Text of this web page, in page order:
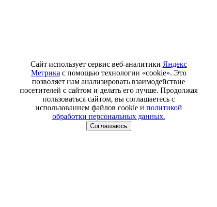
Сайт использует сервис веб-аналитики Яндекс
Метрика с помощью технологии «cookie». Это
позволяет нам анализировать взаимодействие
посетителей с сайтом и делать его лучше. Продолжая
пользоваться сайтом, вы соглашаетесь с
использованием файлов cookie и политикой
обработки персональных данных.
Соглашаюсь